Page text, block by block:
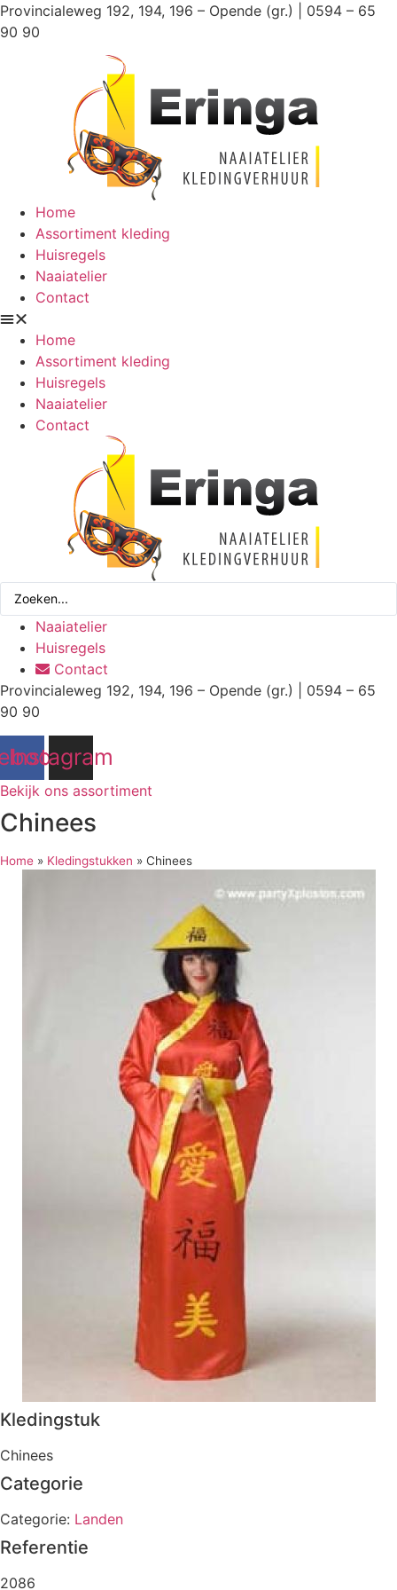
Ga
naar
Provincialeweg 192, 194, 196 – Opende (gr.) | 0594 – 65
90 90
Home
Assortiment kleding
Huisregels
Naaiatelier
Contact
Home
Assortiment kleding
Huisregels
Naaiatelier
Contact
Search
Naaiatelier
Huisregels
Contact
Provincialeweg 192, 194, 196 – Opende (gr.) | 0594 – 65
90 90
Instagram
Bekijk ons assortiment
Chinees
Home » Kledingstukken » Chinees
Kledingstuk
Chinees
Categorie
Categorie: Landen
Referentie
2086